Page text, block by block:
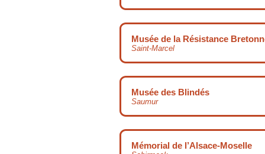
Musée de la Résistance
Saint-Marcel
Musée des Blindés
Saumur
Mémorial de l’Alsace-Moselle